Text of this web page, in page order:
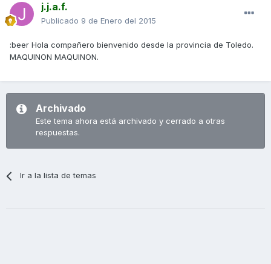
j.j.a.f.
Publicado 9 de Enero del 2015
:beer Hola compañero bienvenido desde la provincia de Toledo.
MAQUINON MAQUINON.
Archivado
Este tema ahora está archivado y cerrado a otras
respuestas.
Ir a la lista de temas